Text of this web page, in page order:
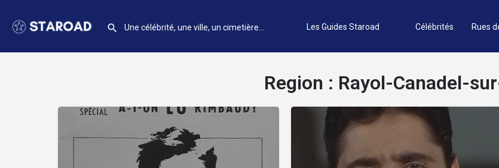
Les Guides Staroad Célébrités Rues
Region : Rayol-Canadel-